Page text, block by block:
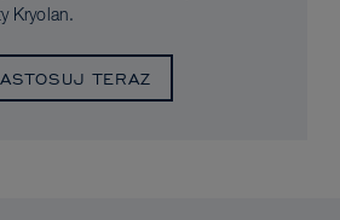
Kryolan.
TERAZ